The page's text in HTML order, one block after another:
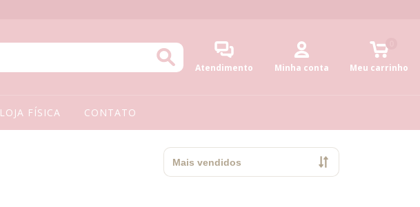
Atendimento Minha conta Meu carrinho
LOJA FÍSICA CONTATO